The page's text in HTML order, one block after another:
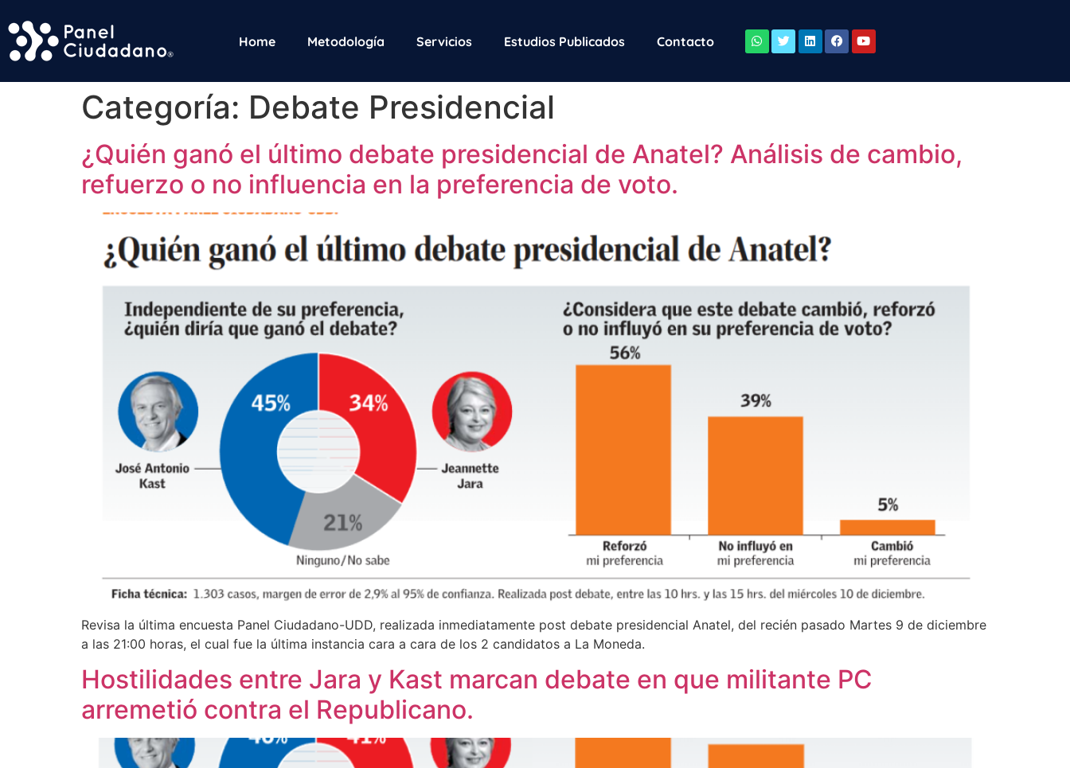
Home Metodología Servicios Estudios Publicados Contacto
Categoría: Debate Presidencial
¿Quién ganó el último debate presidencial de Anatel? Análisis de cambio,
refuerzo o no influencia en la preferencia de voto.
Revisa la última encuesta Panel Ciudadano-UDD, realizada inmediatamente post debate presidencial Anatel, del recién pasado Martes 9 de diciembre
a las 21:00 horas, el cual fue la última instancia cara a cara de los 2 candidatos a La Moneda.
Hostilidades entre Jara y Kast marcan debate en que militante PC
arremetió contra el Republicano.